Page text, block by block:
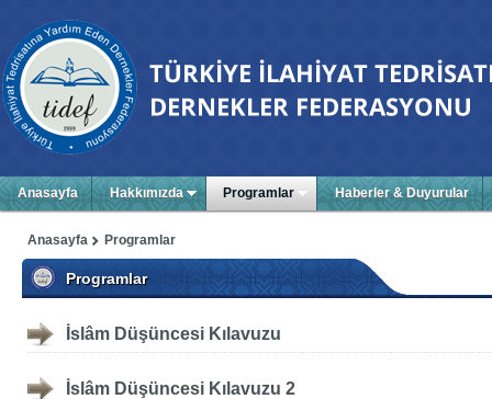
Anasayfa Hakkımızda Programlar Haberler & Duyurular
Programlar
Anasayfa
Programlar
İslâm Düşüncesi Kılavuzu
İslâm Düşüncesi Kılavuzu 2